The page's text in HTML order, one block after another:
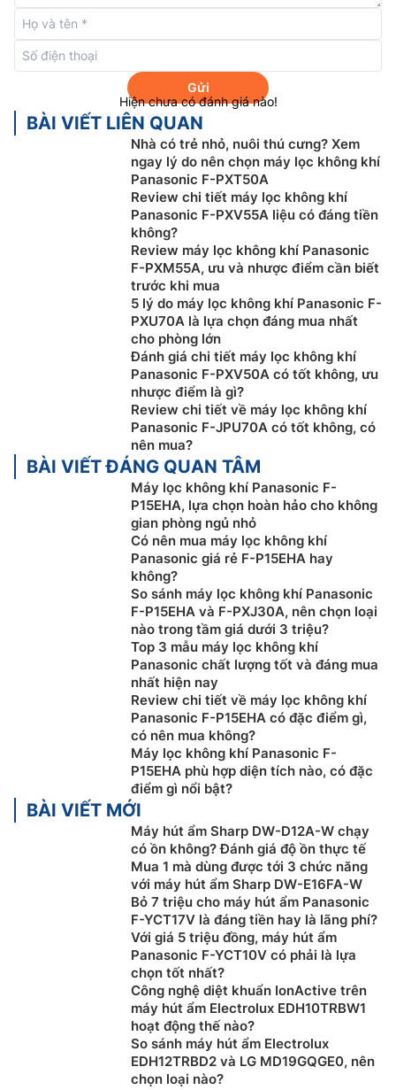
trên sàn nhà ở khoảng cách từ 0 cm đến 30 cm.
Luồng gió tuần hoàn 3D giúp không khí
trong phòng luôn sạch sẽ
Nhiều loại chất gây ô nhiễm xuất hiện ở các độ cao
khác nhau giữa trần nhà và sàn nhà trong căn phòng.
Tương tự, luồng gió tuần hoàn 3D được chia thành hai
chế độ – “Luồng gió bên” và “Luồng gió phía trước” –
để loại bỏ các chất gây ô nhiễm sao cho phù hợp.
Gửi
Hiện chưa có đánh giá nào!
BÀI VIẾT LIÊN QUAN
Nhà có trẻ nhỏ, nuôi thú cưng? Xem
ngay lý do nên chọn máy lọc không khí
Panasonic F-PXT50A
Review chi tiết máy lọc không khí
Panasonic F-PXV55A liệu có đáng tiền
không?
Review máy lọc không khí Panasonic
F-PXM55A, ưu và nhược điểm cần biết
trước khi mua
5 lý do máy lọc không khí Panasonic F-
PXU70A là lựa chọn đáng mua nhất
cho phòng lớn
Đánh giá chi tiết máy lọc không khí
Panasonic F-PXV50A có tốt không, ưu
nhược điểm là gì?
Review chi tiết về máy lọc không khí
Panasonic F-JPU70A có tốt không, có
nên mua?
BÀI VIẾT ĐÁNG QUAN TÂM
Máy lọc không khí Panasonic F-
P15EHA, lựa chọn hoàn hảo cho không
gian phòng ngủ nhỏ
Có nên mua máy lọc không khí
Panasonic giá rẻ F-P15EHA hay
không?
So sánh máy lọc không khí Panasonic
F-P15EHA và F-PXJ30A, nên chọn loại
nào trong tầm giá dưới 3 triệu?
Top 3 mẫu máy lọc không khí
Panasonic chất lượng tốt và đáng mua
nhất hiện nay
Review chi tiết về máy lọc không khí
Panasonic F-P15EHA có đặc điểm gì,
có nên mua không?
Máy lọc không khí Panasonic F-
P15EHA phù hợp diện tích nào, có đặc
điểm gì nổi bật?
BÀI VIẾT MỚI
Máy hút ẩm Sharp DW-D12A-W chạy
có ồn không? Đánh giá độ ồn thực tế
Mua 1 mà dùng được tới 3 chức năng
với máy hút ẩm Sharp DW-E16FA-W
Bỏ 7 triệu cho máy hút ẩm Panasonic
F-YCT17V là đáng tiền hay là lãng phí?
Với giá 5 triệu đồng, máy hút ẩm
Panasonic F-YCT10V có phải là lựa
chọn tốt nhất?
Công nghệ diệt khuẩn IonActive trên
máy hút ẩm Electrolux EDH10TRBW1
hoạt động thế nào?
So sánh máy hút ẩm Electrolux
EDH12TRBD2 và LG MD19GQGE0, nên
chọn loại nào?